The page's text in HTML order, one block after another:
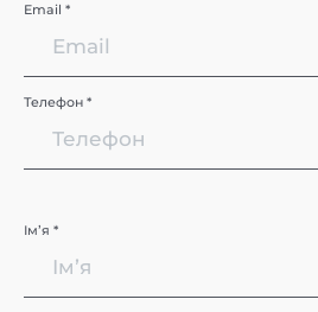
Email *
Телефон *
Імʼя *